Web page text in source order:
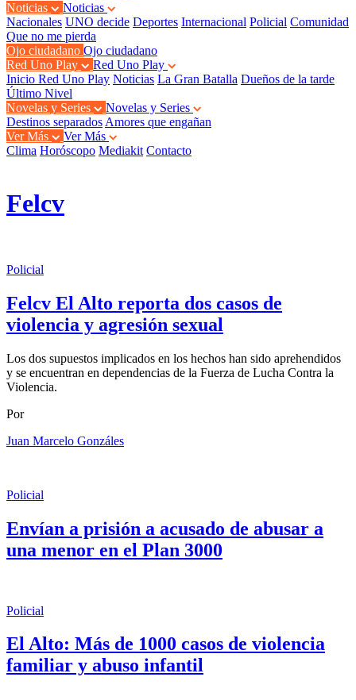
Noticias
Noticias
Nacionales UNO decide Deportes Internacional Policial Comunidad
Que no me pierda
Ojo ciudadano Ojo ciudadano
Red Uno Play
Red Uno Play
Inicio Red Uno Play Noticias La Gran Batalla Dueños de la tarde
Último Nivel
Novelas y Series
Novelas y Series
Destinos separados Amores que engañan
Ver Más
Ver Más
Clima Horóscopo Mediakit Contacto
Felcv
Policial
Felcv El Alto reporta dos casos de
violencia y agresión sexual
Los dos supuestos implicados en los hechos han sido aprehendidos
y se encuentran en dependencias de la Fuerza de Lucha Contra la
Violencia.
Por
Juan Marcelo Gonzáles
Policial
Envían a prisión a acusado de abusar a
una menor en el Plan 3000
Policial
El Alto: Más de 1000 casos de violencia
familiar y abuso infantil